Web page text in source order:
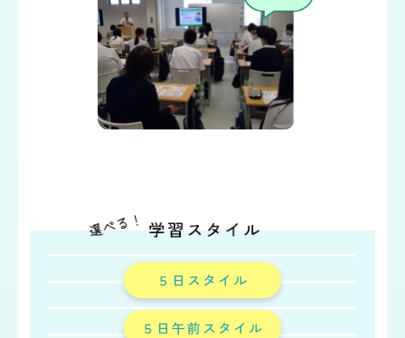
５日スタイル
５日午前スタイル